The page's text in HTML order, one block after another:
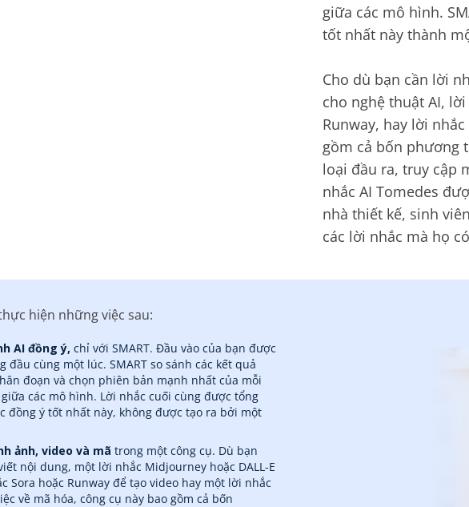
giữa các mô hình.
tốt nhất này thành
Cho dù bạn cần lời
cho nghệ thuật AI,
Runway, hay lời
gồm cả bốn phương
loại đầu ra, truy cập
nhắc AI Tomedes
nhà thiết kế, sinh
các lời nhắc mà họ
hiện những việc sau:
AI đồng ý, chỉ với SMART. Đầu vào của bạn được
cùng một lúc. SMART so sánh các kết quả
đoạn và chọn phiên bản mạnh nhất của mỗi
các mô hình. Lời nhắc cuối cùng được tổng
đồng ý tốt nhất này, không được tạo ra bởi một
ảnh, video và mã trong một công cụ. Dù bạn
nội dung, một lời nhắc Midjourney hoặc DALL-E
Sora hoặc Runway để tạo video hay một lời nhắc
về mã hóa, công cụ này bao gồm cả bốn